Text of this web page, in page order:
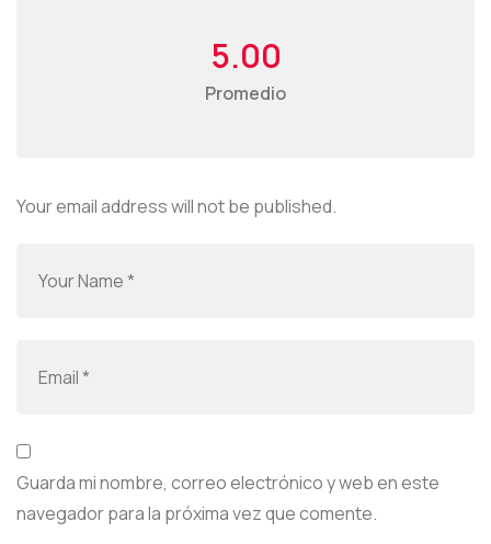
5.00
Promedio
Your email address will not be published.
Guarda mi nombre, correo electrónico y web en este
navegador para la próxima vez que comente.